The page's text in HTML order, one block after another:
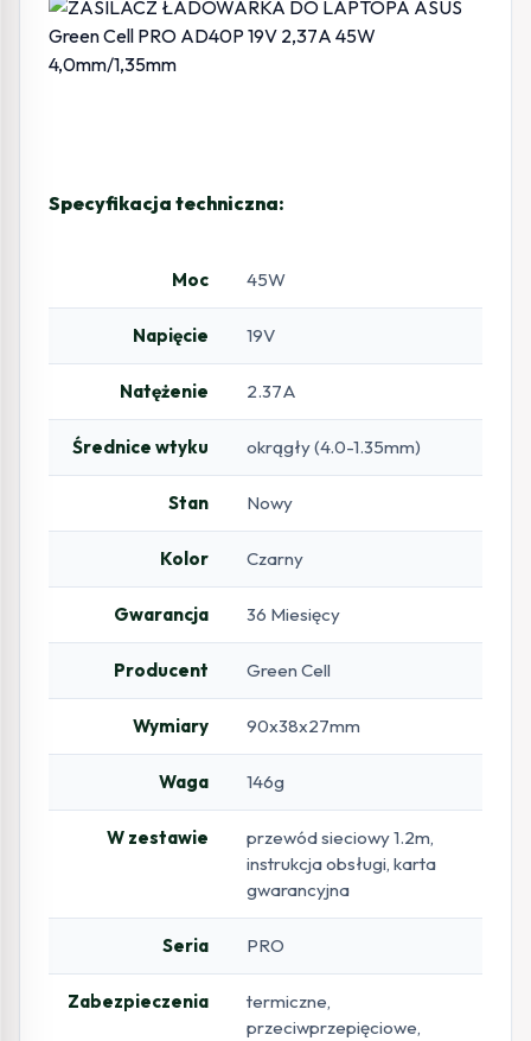
Specyfikacja techniczna:
Moc 45W
Napięcie 19V
Natężenie 2.37A
Średnice wtyku okrągły (4.0-1.35mm)
Stan Nowy
Kolor Czarny
Gwarancja 36 Miesięcy
Producent Green Cell
Wymiary 90x38x27mm
Waga 146g
W zestawie
przewód sieciowy 1.2m,
instrukcja obsługi, karta
gwarancyjna
Seria PRO
Zabezpieczenia
termiczne,
przeciwprzepięciowe,